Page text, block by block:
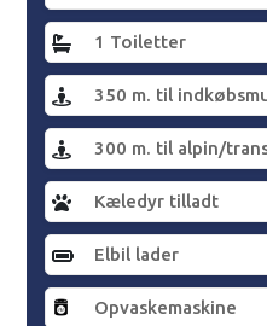
1 Toiletter
350 m. til
300 m. til alpin/
Kæledyr tilladt
Elbil lader
Opvaskemaskine